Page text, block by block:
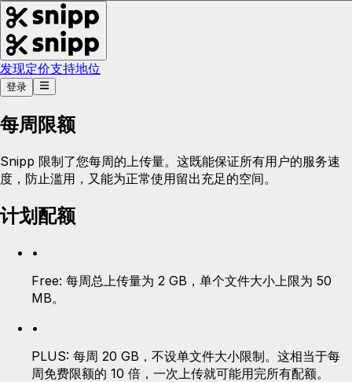
发现定价支持地位
登录
每周限额
Snipp 限制了您每周的上传量。这既能保证所有用户的服务速
度，防止滥用，又能为正常使用留出充足的空间。
计划配额
•
Free: 每周总上传量为 2 GB，单个文件大小上限为 50
MB。
•
PLUS: 每周 20 GB，不设单文件大小限制。这相当于每
周免费限额的 10 倍，一次上传就可能用完所有配额。